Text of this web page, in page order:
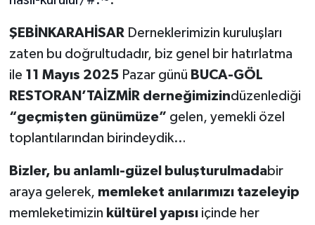
ŞEBİNKARAHİSAR Derneklerimizin kuruluşları
zaten bu doğrultudadır, biz genel bir hatırlatma
ile 11 Mayıs 2025Pazar günü BUCA-GÖL
RESTORAN’TAİZMİR derneğimizindüzenlediği
“geçmişten günümüze” gelen, yemekli özel
toplantılarından birindeydik…
Bizler, bu anlamlı-güzel buluşturulmadabir
araya gelerek, memleket anılarımızı tazeleyip
memleketimizin kültürel yapısıiçinde her